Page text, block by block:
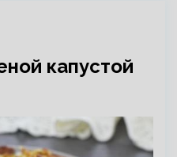
капустой